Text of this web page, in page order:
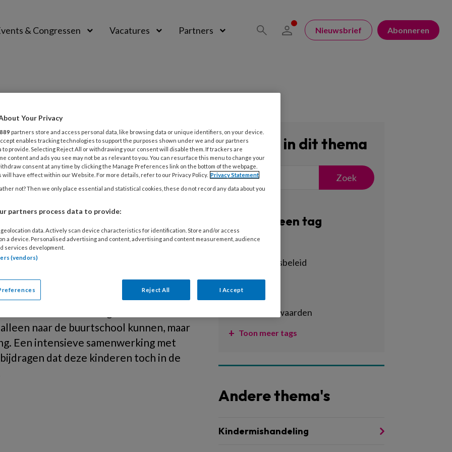
& Congressen Vacatures Partners Nieuwsbrief Abonneren
2016 NIEUWS ZORGENKINDEREN
dyslexie geconstateerd bij
kinderopvang genoemd) is na
soms ook realiteit geworden.
naar de buurtschool kunnen, maar
Een intensieve samenwerking met
dat deze kinderen toch in de
Zoeken in dit thema
Zoek
Filter op een tag
achterstandsbeleid
activiteiten
adhd
arbeidsvoorwaarden
Toon meer tags
Andere thema's
Kindermishandeling
Your Privacy
889 partners store and access personal data, like browsing data or unique identifiers, on your device.
enables tracking technologies to support the purposes shown under we and our partners
to provide. Selecting Reject All or withdrawing your consent will disable them. If trackers are
content and ads you see may not be as relevant to you. You can resurface this menu to change your
consent at any time by clicking the Manage Preferences link on the bottom of the webpage.
will have effect within our Website. For more details, refer to our Privacy Policy. Privacy Statement
not? Then we only place essential and statistical cookies, these do not record any data about you
partners process data to provide:
data. Actively scan device characteristics for identification. Store and/or access
a device. Personalised advertising and content, advertising and content measurement, audience
services development.
(vendors)
Reject All I Accept